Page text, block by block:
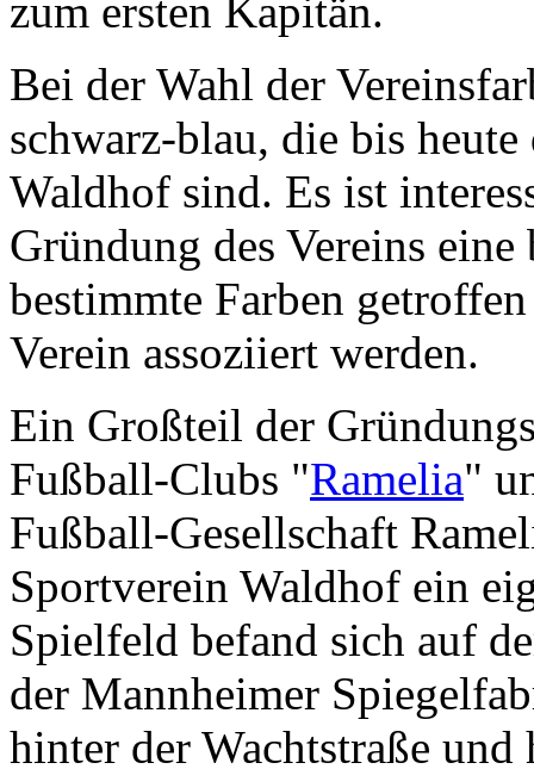
zum ersten Kapitän.
Bei der Wahl der
schwarz-blau, die bis
Waldhof sind. Es ist
Gründung des Vereins
bestimmte Farben
Verein assoziiert werden.
Ein Großteil der
Fußball-Clubs "Ramelia"
Fußball-Gesellschaft
Sportverein Waldhof ein
Spielfeld befand sich auf
der Mannheimer
hinter der Wachtstraße und